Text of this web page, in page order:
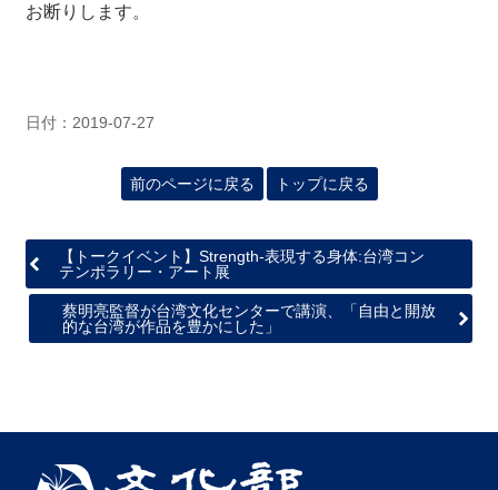
お断りします。
日付：2019-07-27
前のページに戻る トップに戻る
【トークイベント】Strength-表現する身体:台湾コン
テンポラリー・アート展
蔡明亮監督が台湾文化センターで講演、「自由と開放
的な台湾が作品を豊かにした」